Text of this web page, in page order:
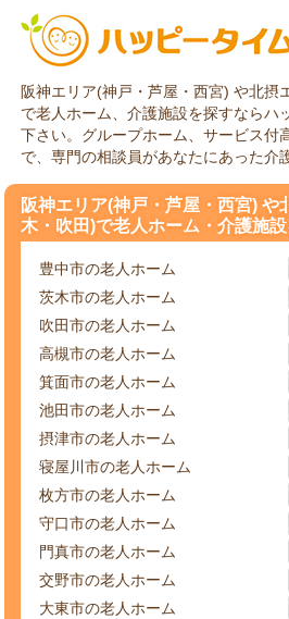
阪神エリア(神戸・芦屋・西宮) や北摂
で老人ホーム、介護施設を探すならハ
下さい。グループホーム、サービス付
で、専門の相談員があなたにあった介
阪神エリア(神戸・芦屋・西宮) や
木・吹田)で老人ホーム・介護施
豊中市の老人ホーム
茨木市の老人ホーム
吹田市の老人ホーム
高槻市の老人ホーム
箕面市の老人ホーム
池田市の老人ホーム
摂津市の老人ホーム
寝屋川市の老人ホーム
枚方市の老人ホーム
守口市の老人ホーム
門真市の老人ホーム
交野市の老人ホーム
大東市の老人ホーム